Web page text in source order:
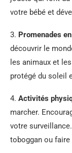
votre bébé et
3. Promenades
découvrir le
les animaux et
protégé du soleil
4. Activités
marcher.
votre
toboggan ou